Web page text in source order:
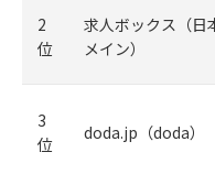
2
位
求人ボックス（日
メイン）
3
位
doda.jp（doda）